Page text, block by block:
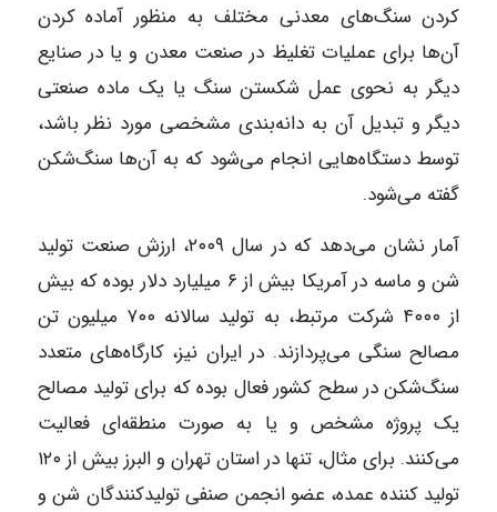
کردن سنگ‌های معدنی مختلف به منظور آماده کردن
آن‌ها برای عملیات تغلیظ در صنعت معدن و یا در صنایع
دیگر به نحوی عمل شکستن سنگ یا یک ماده صنعتی
دیگر و تبدیل آن به دانه‌بندی مشخصی مورد نظر باشد،
توسط دستگاه‌هایی انجام می‌شود که به آن‌ها سنگ‌شکن
گفته می‌شود.
آمار نشان می‌دهد که در سال ۲۰۰۹، ارزش صنعت تولید
شن و ماسه در آمریکا بیش از ۶ میلیارد دلار بوده که بیش
از ۴۰۰۰ شرکت مرتبط، به تولید سالانه ۷۰۰ میلیون تن
مصالح سنگی می‌پردازند. در ایران نیز، کارگاه‌های متعدد
سنگ‌شکن در سطح کشور فعال بوده که برای تولید مصالح
یک پروژه مشخص و یا به صورت منطقه‌ای فعالیت
می‌کنند. برای مثال، تنها در استان تهران و البرز بیش از ۱۲۰
تولید کننده عمده، عضو انجمن صنفی تولیدکنندگان شن و